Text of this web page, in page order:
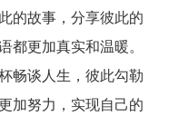
的故事，分享彼此的
更加真实和温暖。
畅谈人生，彼此勾勒
加努力，实现自己的